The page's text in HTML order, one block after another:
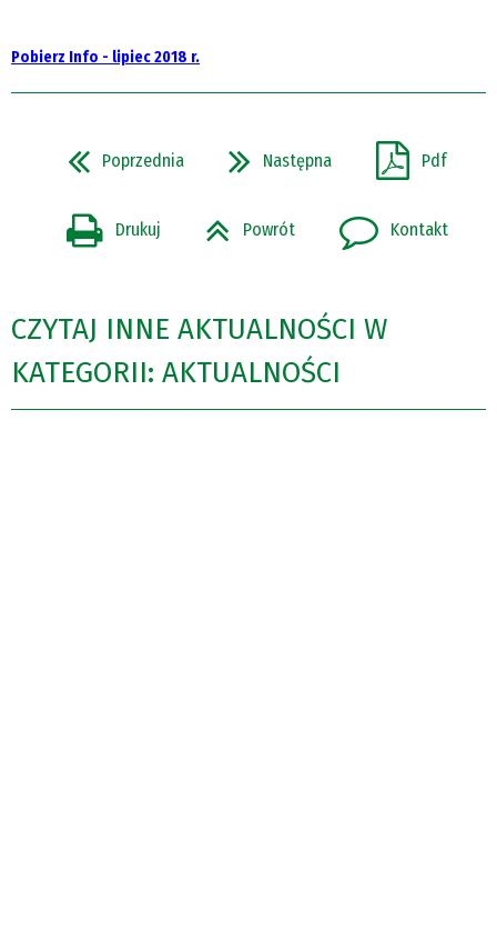
Pobierz Info - lipiec 2018 r.
Poprzednia Następna Pdf
Drukuj Powrót Kontakt
CZYTAJ INNE AKTUALNOŚCI W
KATEGORII: AKTUALNOŚCI